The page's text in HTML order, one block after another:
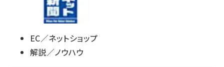
EC／ネットショップ
解説／ノウハウ